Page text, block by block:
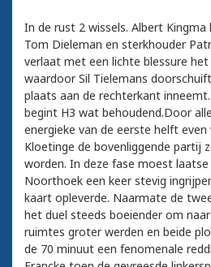
In de rust 2 wissels. Albert
Tom Dieleman en sterkhouder
verlaat met een lichte blessure het
waardoor Sil Tielemans
plaats aan de rechterkant
begint H3 wat behoudend.Door
energieke van de eerste helft
Kloetinge de bovenliggende partij
worden. In deze fase moest laatse
Noorthoek een keer stevig
kaart opleverde. Naarmate de
het duel steeds boeiender om
ruimtes groter werden en beide
de 70 minuut een fenomenale